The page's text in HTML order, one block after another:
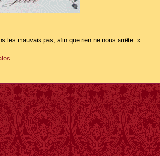
les mauvais pas, afin que rien ne nous arrête. »